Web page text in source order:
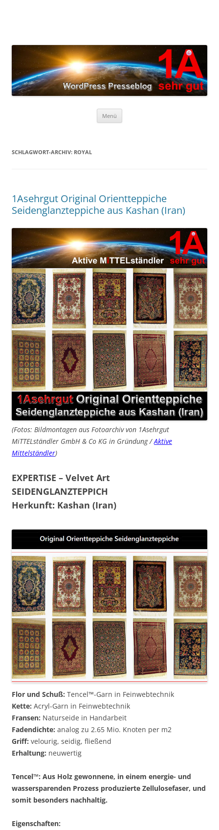
Menü
SCHLAGWORT-ARCHIV: ROYAL
1Asehrgut Original Orientteppiche
Seidenglanzteppiche aus Kashan (Iran)
(Fotos: Bildmontagen aus Fotoarchiv von 1Asehrgut
MiTTELständler GmbH & Co KG in Gründung /Aktive
Mittelständler)
EXPERTISE – Velvet Art
SEIDENGLANZTEPPICH
Herkunft: Kashan (Iran)
Flor und Schuß: Tencel™-Garn in Feinwebtechnik
Kette: Acryl-Garn in Feinwebtechnik
Fransen: Naturseide in Handarbeit
Fadendichte: analog zu 2.65 Mio. Knoten per m2
Griff: velourig, seidig, fließend
Erhaltung: neuwertig
Tencel™: Aus Holz gewonnene, in einem energie- und
wassersparenden Prozess produzierte Zellulosefaser, und
somit besonders nachhaltig.
Eigenschaften: